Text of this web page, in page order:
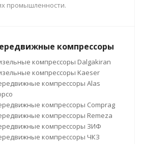
промышленности.
компрессоры
компрессоры Dalgakiran
компрессоры Kaeser
компрессоры Alas
компрессоры Comprag
компрессоры Remeza
компрессоры ЗИФ
компрессоры ЧКЗ